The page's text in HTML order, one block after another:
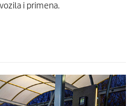
i primena.